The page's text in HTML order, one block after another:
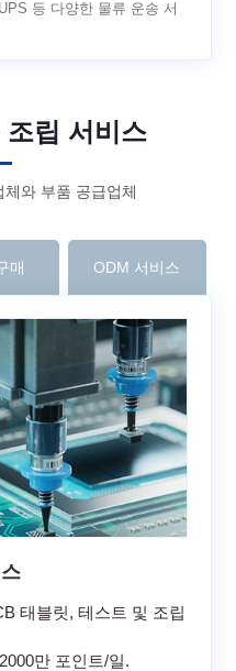
등 다양한 물류 운송 서
립 서비스
와 부품 공급업체
매 ODM 서비스
태블릿, 테스트 및 조립
만 포인트/일.